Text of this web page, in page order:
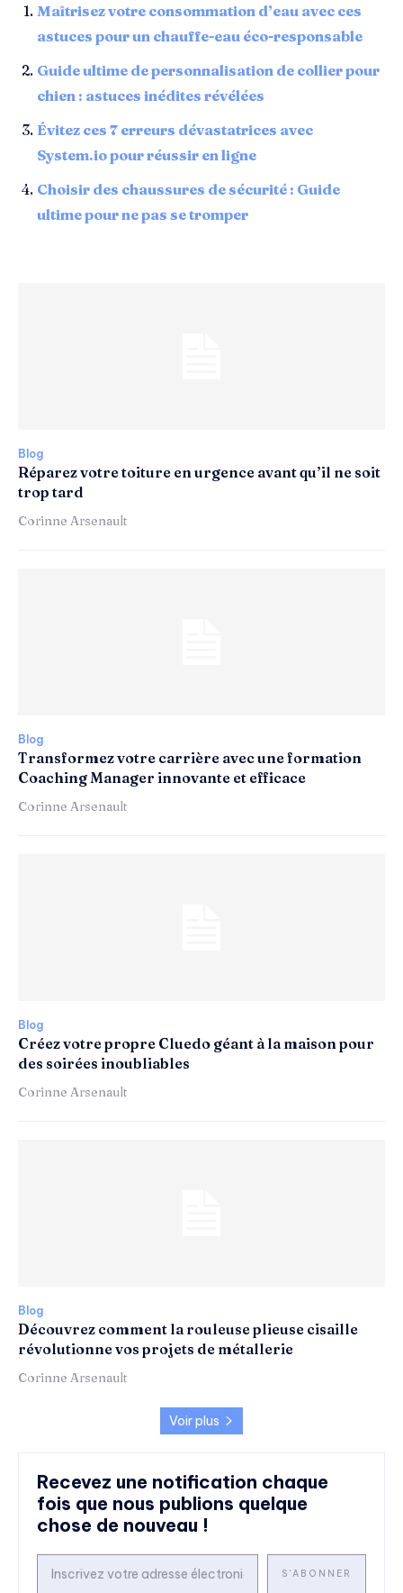
Maîtrisez votre consommation d’eau avec ces
astuces pour un chauffe-eau éco-responsable
Guide ultime de personnalisation de collier pour
chien : astuces inédites révélées
Évitez ces 7 erreurs dévastatrices avec
System.io pour réussir en ligne
Choisir des chaussures de sécurité : Guide
ultime pour ne pas se tromper
Blog
Réparez votre toiture en urgence avant qu’il ne soit
trop tard
Corinne Arsenault
Blog
Transformez votre carrière avec une formation
Coaching Manager innovante et efficace
Corinne Arsenault
Blog
Créez votre propre Cluedo géant à la maison pour
des soirées inoubliables
Corinne Arsenault
Blog
Découvrez comment la rouleuse plieuse cisaille
révolutionne vos projets de métallerie
Corinne Arsenault
Voir plus
Recevez une notification chaque
fois que nous publions quelque
chose de nouveau !
S'ABONNER